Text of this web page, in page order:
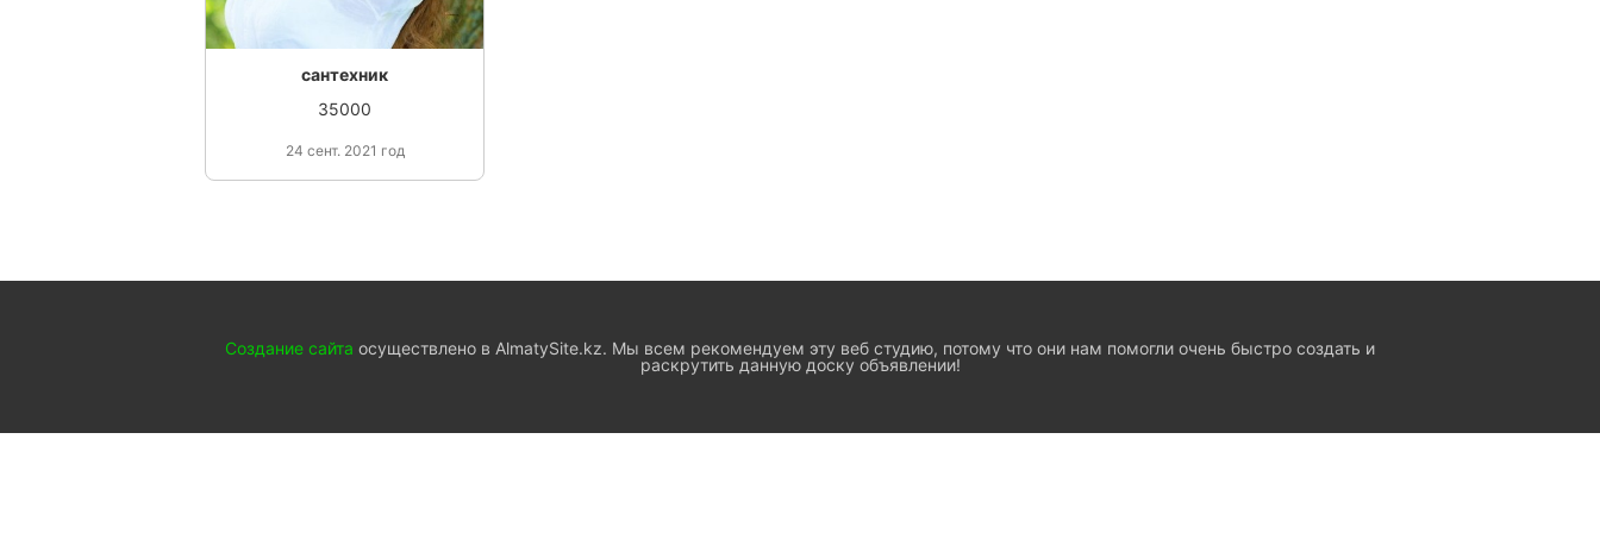
сантехник
35000
24 сент. 2021 год
Создание сайта осуществлено в AlmatySite.kz. Мы всем рекомендуем эту веб студию, потому что они нам помогли очень быстро создать и
раскрутить данную доску объявлении!